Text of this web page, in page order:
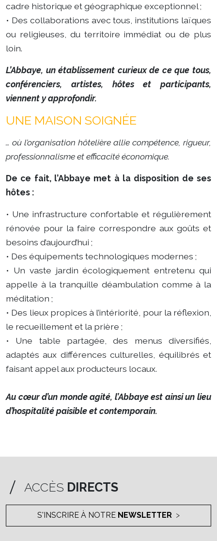
cadre historique et géographique exceptionnel ;
• Des collaborations avec tous, institutions laïques
ou religieuses, du territoire immédiat ou de plus
loin.
L’Abbaye, un établissement curieux de ce que tous,
conférenciers, artistes, hôtes et participants,
viennent y approfondir.
UNE MAISON SOIGNÉE
… où l’organisation hôtelière allie compétence, rigueur,
professionnalisme et efficacité économique.
De ce fait, l’Abbaye met à la disposition de ses
hôtes :
• Une infrastructure confortable et régulièrement
rénovée pour la faire correspondre aux goûts et
besoins d’aujourd’hui ;
• Des équipements technologiques modernes ;
• Un vaste jardin écologiquement entretenu qui
appelle à la tranquille déambulation comme à la
méditation ;
• Des lieux propices à l’intériorité, pour la réflexion,
le recueillement et la prière ;
• Une table partagée, des menus diversifiés,
adaptés aux différences culturelles, équilibrés et
faisant appel aux producteurs locaux.
Au cœur d’un monde agité, l’Abbaye est ainsi un lieu
d’hospitalité paisible et contemporain.
ACCÈS DIRECTS
S'INSCRIRE À NOTRE NEWSLETTER